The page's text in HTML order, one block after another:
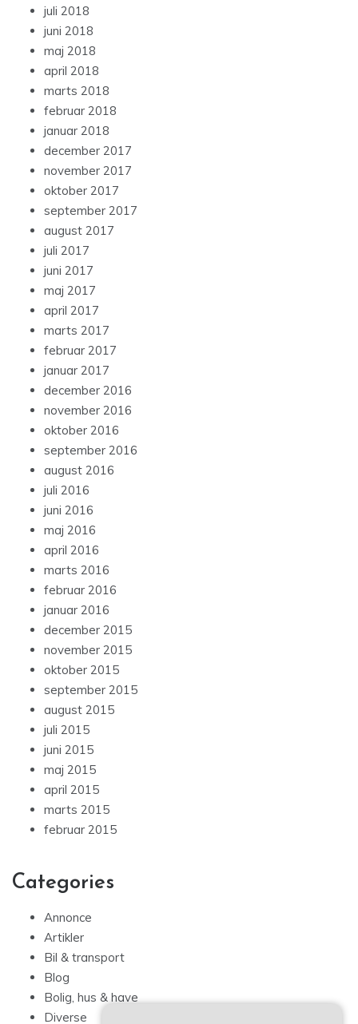
juli 2018
juni 2018
maj 2018
april 2018
marts 2018
februar 2018
januar 2018
december 2017
november 2017
oktober 2017
september 2017
august 2017
juli 2017
juni 2017
maj 2017
april 2017
marts 2017
februar 2017
januar 2017
december 2016
november 2016
oktober 2016
september 2016
august 2016
juli 2016
juni 2016
maj 2016
april 2016
marts 2016
februar 2016
januar 2016
december 2015
november 2015
oktober 2015
september 2015
august 2015
juli 2015
juni 2015
maj 2015
april 2015
marts 2015
februar 2015
Categories
Annonce
Artikler
Bil & transport
Blog
Bolig, hus & have
Diverse